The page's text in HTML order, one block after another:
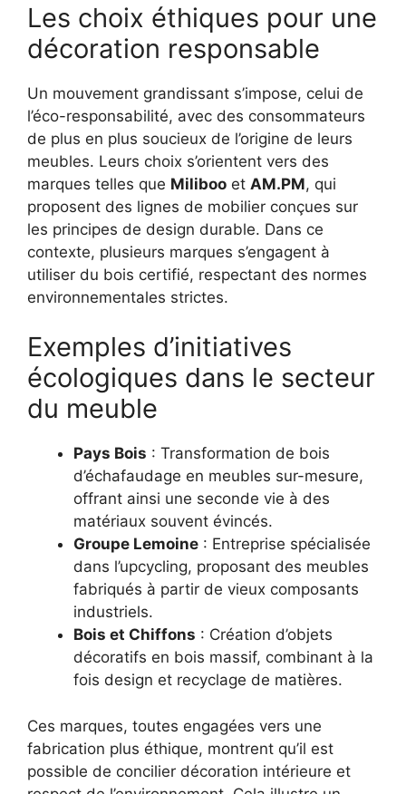
Les choix éthiques pour une
décoration responsable
Un mouvement grandissant s’impose, celui de
l’éco-responsabilité, avec des consommateurs
de plus en plus soucieux de l’origine de leurs
meubles. Leurs choix s’orientent vers des
marques telles que Miliboo et AM.PM, qui
proposent des lignes de mobilier conçues sur
les principes de design durable. Dans ce
contexte, plusieurs marques s’engagent à
utiliser du bois certifié, respectant des normes
environnementales strictes.
Exemples d’initiatives
écologiques dans le secteur
du meuble
Pays Bois : Transformation de bois
d’échafaudage en meubles sur-mesure,
offrant ainsi une seconde vie à des
matériaux souvent évincés.
Groupe Lemoine : Entreprise spécialisée
dans l’upcycling, proposant des meubles
fabriqués à partir de vieux composants
industriels.
Bois et Chiffons : Création d’objets
décoratifs en bois massif, combinant à la
fois design et recyclage de matières.
Ces marques, toutes engagées vers une
fabrication plus éthique, montrent qu’il est
possible de concilier décoration intérieure et